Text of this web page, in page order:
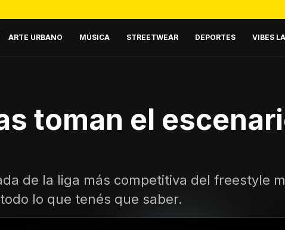
ARTE URBANO MÚSICA STREETWEAR DEPORTES VIBES
toman el
de la liga más competitiva del freestyle
lo que tenés que saber.